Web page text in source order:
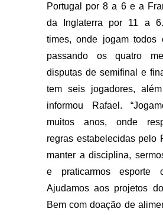
Portugal por 8 a 6 e a
da Inglaterra por 11 a
times, onde jogam todos
passando os quatro
disputas de semifinal e
tem seis jogadores,
informou Rafael.
muitos anos, onde
regras estabelecidas pelo
manter a disciplina,
e praticarmos esporte
Ajudamos aos projetos
Bem com doação de